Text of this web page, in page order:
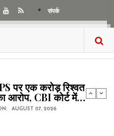
संपर्क
पर एक करोड़ रिश्वत
आरोप, CBI कोर्ट में…
AUGUST 07, 2026